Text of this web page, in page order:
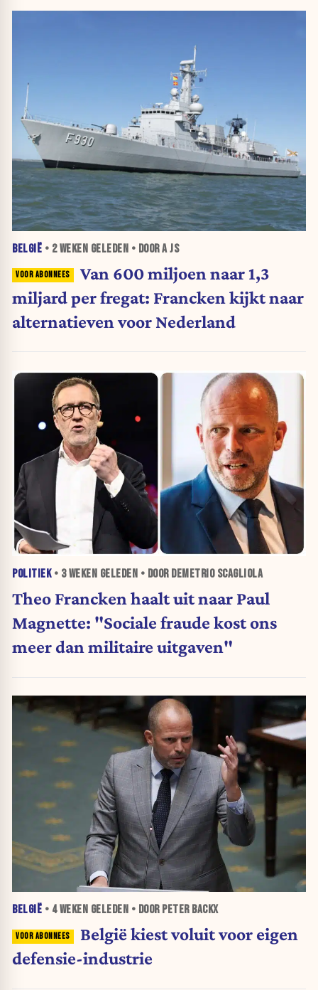
BELGIË • 2 WEKEN GELEDEN • DOOR A JS
Van 600 miljoen naar 1,3
miljard per fregat: Francken kijkt naar
alternatieven voor Nederland
POLITIEK• 3 WEKEN GELEDEN • DOOR DEMETRIO SCAGLIOLA
Theo Francken haalt uit naar Paul
Magnette: "Sociale fraude kost ons
meer dan militaire uitgaven"
BELGIË • 4 WEKEN GELEDEN • DOOR PETER BACKX
België kiest voluit voor eigen
defensie-industrie